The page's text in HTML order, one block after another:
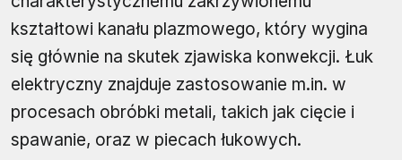
kształtowi kanału plazmowego, który wygina
się głównie na skutek zjawiska konwekcji. Łuk
elektryczny znajduje zastosowanie m.in. w
procesach obróbki metali, takich jak cięcie i
spawanie, oraz w piecach łukowych.